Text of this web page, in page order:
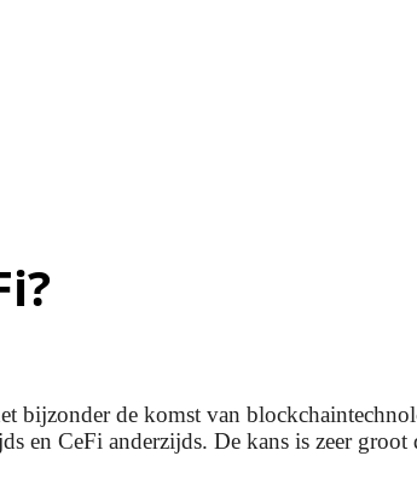
bijzonder de komst van
en CeFi anderzijds. De kans is zeer